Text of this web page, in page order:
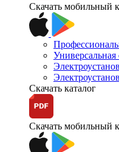
Скачать мобильный
Скачать каталог
Скачать мобильный